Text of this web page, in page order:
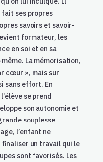
fait ses propres
savoirs et savoir-
formateur, les
en soi et en sa
La mémorisation,
cœur », mais sur
sans effort. En
se prend
son autonomie et
souplesse
l’enfant ne
finaliser un travail qui le
sont favorisés. Les